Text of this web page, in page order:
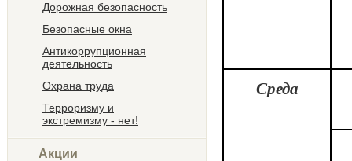
Дорожная безопасность
Безопасные окна
Антикоррупционная
деятельность
Охрана труда
Терроризму и
экстремизму - нет!
Акции
Среда